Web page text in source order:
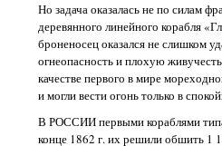
Но задача оказалась не по силам
деревянного линейного корабля
броненосец оказался не слишком
огнеопасность и плохую
качестве первого в мире
и могли вести огонь только в
В РОССИИ первыми кораблями
конце 1862 г. их решили обшить 1